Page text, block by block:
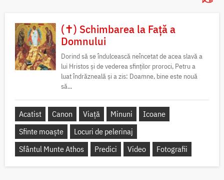
(✝) Schimbarea la Față a
Domnului
Dorind să se îndulcească neîncetat de acea slavă a
lui Hristos și de vederea sfinților proroci, Petru a
luat îndrăzneală și a zis: Doamne, bine este nouă
să...
Acatist Canon Viață Minuni
Icoane
Sfinte moaște
Locuri de pelerinaj
Sfântul Munte Athos
Predici Video Fotografii